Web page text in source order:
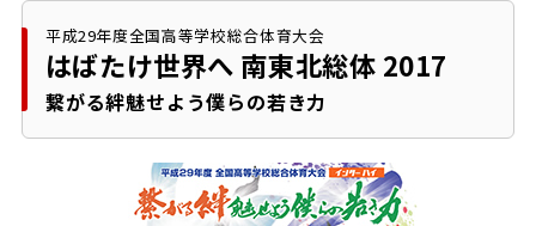
平成29年度全国高等学校総合体育大会
はばたけ世界へ 南東北総体 2017
繋がる絆魅せよう僕らの若き力